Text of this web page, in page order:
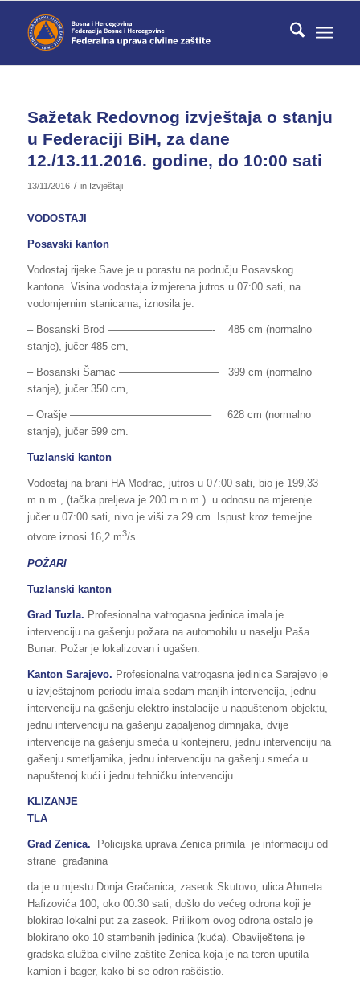
Sažetak Redovnog izvještaja o stanju
u Federaciji BiH, za dane
12./13.11.2016. godine, do 10:00 sati
13/11/2016 / in Izvještaji
VODOSTAJI
Posavski kanton
Vodostaj rijeke Save je u porastu na području Posavskog
kantona. Visina vodostaja izmjerena jutros u 07:00 sati, na
vodomjernim stanicama, iznosila je:
– Bosanski Brod ——————————- 485 cm (normalno
stanje), jučer 485 cm,
– Bosanski Šamac —————————– 399 cm (normalno
stanje), jučer 350 cm,
– Orašje —————————————– 628 cm (normalno
stanje), jučer 599 cm.
Tuzlanski kanton
Vodostaj na brani HA Modrac, jutros u 07:00 sati, bio je 199,33
m.n.m., (tačka preljeva je 200 m.n.m.). u odnosu na mjerenje
jučer u 07:00 sati, nivo je viši za 29 cm. Ispust kroz temeljne
otvore iznosi 16,2 m3/s.
POŽARI
Tuzlanski kanton
Grad Tuzla. Profesionalna vatrogasna jedinica imala je
intervenciju na gašenju požara na automobilu u naselju Paša
Bunar. Požar je lokalizovan i ugašen.
Kanton Sarajevo. Profesionalna vatrogasna jedinica Sarajevo je
u izvještajnom periodu imala sedam manjih intervencija, jednu
intervenciju na gašenju elektro-instalacije u napuštenom objektu,
jednu intervenciju na gašenju zapaljenog dimnjaka, dvije
intervencije na gašenju smeća u kontejneru, jednu intervenciju na
gašenju smetljarnika, jednu intervenciju na gašenju smeća u
napuštenoj kući i jednu tehničku intervenciju.
KLIZANJE
TLA
Grad Zenica.
Policijska uprava Zenica primila je informaciju od
strane građanina
da je u mjestu Donja Gračanica, zaseok Skutovo, ulica Ahmeta
Hafizovića 100, oko 00:30 sati, došlo do većeg odrona koji je
blokirao lokalni put za zaseok. Prilikom ovog odrona ostalo je
blokirano oko 10 stambenih jedinica (kuća). Obaviještena je
gradska služba civilne zaštite Zenica koja je na teren uputila
kamion i bager, kako bi se odron raščistio.